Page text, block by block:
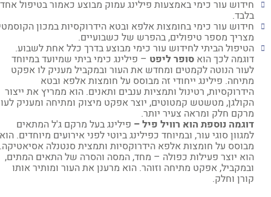
חידוש עור כימי באמצעות פילינג עמוק מבוצע כאמור בטיפול אחד
בלבד.
חידוש עור כימי בחומצות אלפא ובטא הידרוקסיות במכון הקוסמטי
מצריך מספר טיפולים, בהפרש של כשבועיים.
הטיפול הביתי לחידוש עור כימי מבוצע בדרך כלל אחת לשבוע.
דוגמה לכך הואסופר ליפט– פילינג כימי ביתי שמיועד במיוחד
לעור הנוטה לקמטים ומחדש את העור ובמקביל מעניק לו אפקט
מתיחה. פילינג ייחודי זה מבוסס על חומצות אלפא ובטא
הידרוקסיות, רטינול ותמציות ענבים ותאנים. הוא ממריץ את ייצור
הקולגן, מטשטש קמטוטים, יוצר אפקט מיצוק ומתיחה ומעניק לעור
מרקם חלק ומראה צעיר יותר.
דוגמה נוספת הוא רוויל פיל –פילינג בעל מרקם ג'ל המתאים
למגוון סוגי עור, ובמיוחד כפילינג ביוטי לפני אירועים מיוחדים. הוא
מבוסס על חומצות אלפא הידרוקסיות ותמצית סנטנלה אסיאטיקה.
הוא יוצר פעילות כפולה – מחד, המסה והסרה של התאים המתים,
ובמקביל, אפקט מתיחה וזוהר. הוא מרענן את העור ומותיר אותו
קורן וחלק.